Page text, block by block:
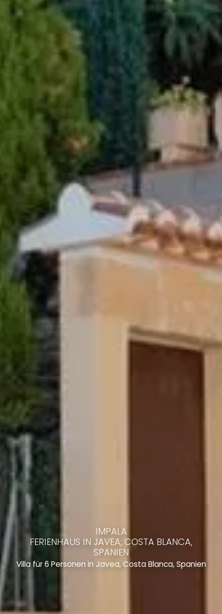
IMPALA
FERIENHAUS IN JAVEA, COSTA BLANCA,
SPANIEN
Villa für 6 Personen in Javea, Costa Blanca, Spanien